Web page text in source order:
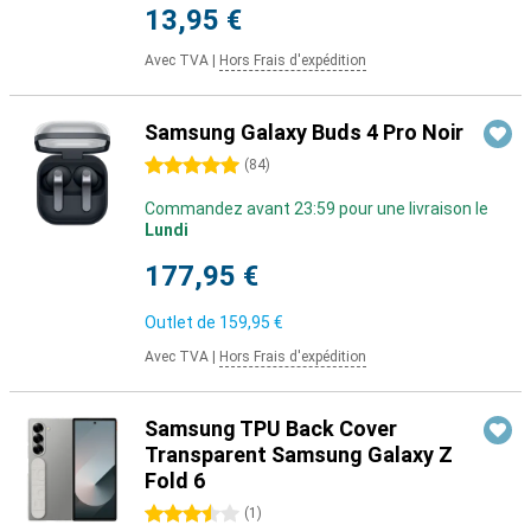
13,95 €
Avec TVA Hors Frais d'expédition
Samsung Galaxy Buds 4 Pro Noir
5 étoiles (84)
Commandez avant 23:59 pour une livraison le
Lundi
177,95 €
Outlet de 159,95 €
Avec TVA Hors Frais d'expédition
Samsung TPU Back Cover
Transparent Samsung Galaxy Z
Fold 6
3.5 étoiles (1 )